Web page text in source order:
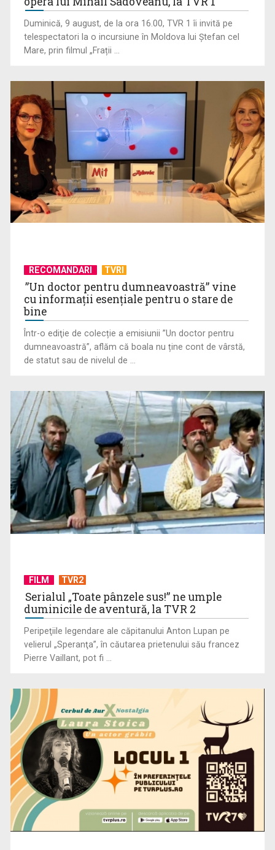
executivă, chiar ...
(P) Sandale elegante pentru fetițe: 10 modele pentru
evenimente speciale
(P) Finanțarea în rate pentru panouri fotovoltaice: cum
funcționează și ce ...
(P) Detoxifierea digitală la copii: Cum reconstruim atenția
(P) Ce poate însemna faptul că un copil evită conversațiile,
deși aude și ...
Duminică, 9 august, de la ora 16.00, TVR 1 îi invită pe
telespectatori la o incursiune în Moldova lui Ștefan cel
Mare, prin filmul „Frații ...
RECOMANDARI TVRI
”Un doctor pentru dumneavoastră” vine
cu informații esențiale pentru o stare de
bine
Într-o ediţie de colecție a emisiunii ”Un doctor pentru
dumneavoastră”, aflăm că boala nu ține cont de vârstă,
de statut sau de nivelul de ...
FILM TVR2
Serialul „Toate pânzele sus!” ne umple
duminicile de aventură, la TVR 2
Peripeţiile legendare ale căpitanului Anton Lupan pe
velierul „Speranţa”, în căutarea prietenului său francez
Pierre Vaillant, pot fi ...